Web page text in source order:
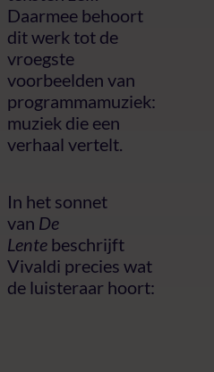
Daarmee behoort
dit werk tot de
vroegste
voorbeelden van
programmamuziek:
muziek die een
verhaal vertelt.
In het sonnet
van De
Lente beschrijft
Vivaldi precies wat
de luisteraar hoort: